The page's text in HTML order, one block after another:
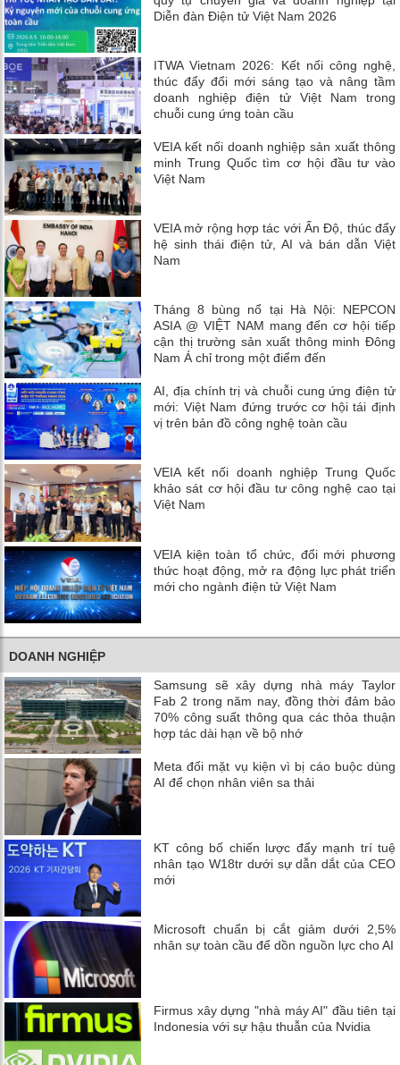
Diễn đàn Điện tử Việt Nam 2026
ITWA Vietnam 2026: Kết nối công nghệ,
thúc đẩy đổi mới sáng tạo và nâng tầm
doanh nghiệp điện tử Việt Nam trong
chuỗi cung ứng toàn cầu
VEIA kết nối doanh nghiệp sản xuất thông
minh Trung Quốc tìm cơ hội đầu tư vào
Việt Nam
VEIA mở rộng hợp tác với Ấn Độ, thúc đẩy
hệ sinh thái điện tử, AI và bán dẫn Việt
Nam
Tháng 8 bùng nổ tại Hà Nội: NEPCON
ASIA @ VIỆT NAM mang đến cơ hội tiếp
cận thị trường sản xuất thông minh Đông
Nam Á chỉ trong một điểm đến
AI, địa chính trị và chuỗi cung ứng điện tử
mới: Việt Nam đứng trước cơ hội tái định
vị trên bản đồ công nghệ toàn cầu
VEIA kết nối doanh nghiệp Trung Quốc
khảo sát cơ hội đầu tư công nghệ cao tại
Việt Nam
VEIA kiện toàn tổ chức, đổi mới phương
thức hoạt động, mở ra động lực phát triển
mới cho ngành điện tử Việt Nam
DOANH NGHIỆP
Samsung sẽ xây dựng nhà máy Taylor
Fab 2 trong năm nay, đồng thời đảm bảo
70% công suất thông qua các thỏa thuận
hợp tác dài hạn về bộ nhớ
Meta đối mặt vụ kiện vì bị cáo buộc dùng
AI để chọn nhân viên sa thải
KT công bố chiến lược đẩy mạnh trí tuệ
nhân tạo W18tr dưới sự dẫn dắt của CEO
mới
Microsoft chuẩn bị cắt giảm dưới 2,5%
nhân sự toàn cầu để dồn nguồn lực cho AI
Firmus xây dựng "nhà máy AI" đầu tiên tại
Indonesia với sự hậu thuẫn của Nvidia